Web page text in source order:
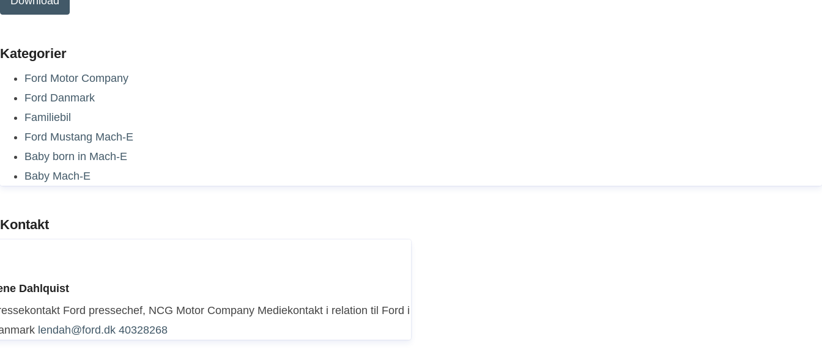
Kategorier
Ford Motor Company
Ford Danmark
Familiebil
Ford Mustang Mach-E
Baby born in Mach-E
Baby Mach-E
Kontakt
Dahlquist
Ford pressechef, NCG Motor Company Mediekontakt i relation til Ford i
lendah@ford.dk 40328268